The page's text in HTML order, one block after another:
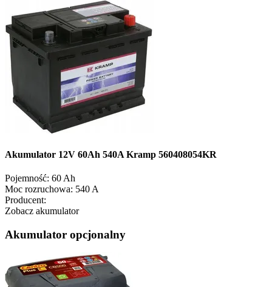
Akumulator 12V 60Ah 540A Kramp 560408054KR
Pojemność: 60 Ah
Moc rozruchowa: 540 A
Producent:
Zobacz akumulator
Akumulator opcjonalny